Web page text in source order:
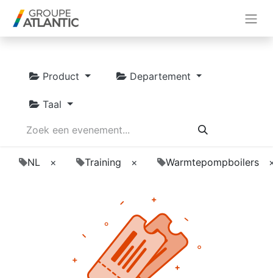
Product Departement
Taal
NL × Training × Warmtepompboilers